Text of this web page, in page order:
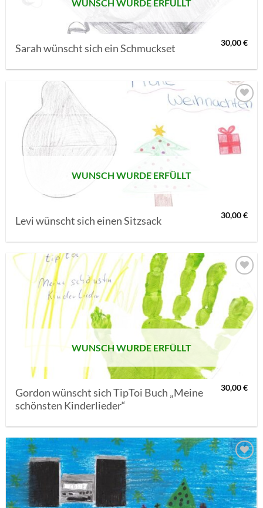
WUNSCH WURDE ERFÜLLT
Sarah wünscht sich ein Schmuckset 30,00€
AUF MEINE
SETZEN
WUNSCH WURDE ERFÜLLT
Levi wünscht sich einen Sitzsack 30,00€
AUF MEINE
MERKLISTE
SETZEN
WUNSCH WURDE ERFÜLLT
Gordon wünscht sich TipToi Buch „Meine
schönsten Kinderlieder“
30,00€
AUF MEINE
MERKLISTE
SETZEN